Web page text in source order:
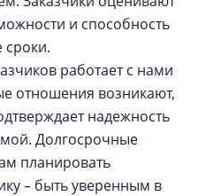
и способность
сроки.
работает с нами
отношения возникают,
надежность
Долгосрочные
планировать
– быть уверенным в